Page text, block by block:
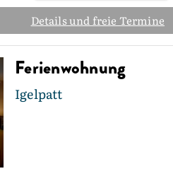
Details und freie Termine
Ferienwohnung
Igelpatt